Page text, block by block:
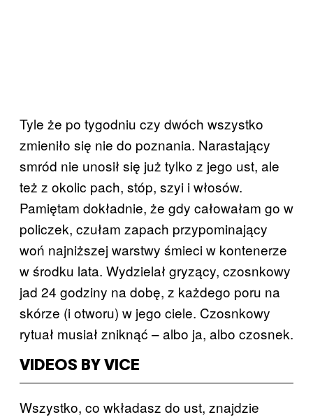
Tyle że po tygodniu czy dwóch wszystko
zmieniło się nie do poznania. Narastający
smród nie unosił się już tylko z jego ust, ale
też z okolic pach, stóp, szyi i włosów.
Pamiętam dokładnie, że gdy całowałam go w
policzek, czułam zapach przypominający
woń najniższej warstwy śmieci w kontenerze
w środku lata. Wydzielał gryzący, czosnkowy
jad 24 godziny na dobę, z każdego poru na
skórze (i otworu) w jego ciele. Czosnkowy
rytuał musiał zniknąć – albo ja, albo czosnek.
VIDEOS BY VICE
Wszystko, co wkładasz do ust, znajdzie